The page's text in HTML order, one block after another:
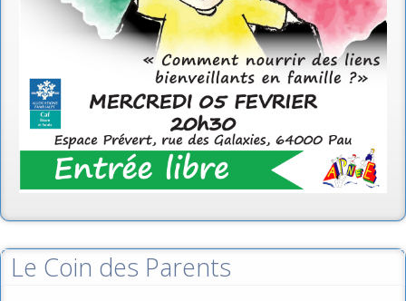
Le Coin des Parents